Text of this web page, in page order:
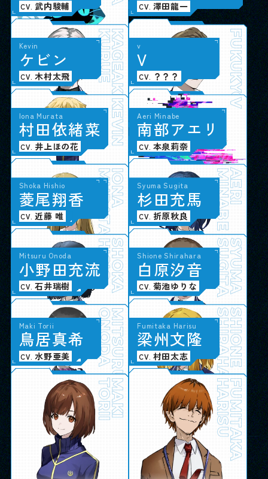
KAGEAKI
KURUE
CV. 武内駿輔
FUKUKYOKUCHO
CV. 澤田龍一
革命組織
KEVIN
Kevin
ケ ビン
CV. 木村太飛
V
v
V
CV. ？？？
メルベイユ
MINAMI
KUWAHARA
Minami Kuwahara
桑原みなみ
CV. 大久保瑠美
AERI
MINABE
Aeri Minabe
南部アエ リ
CV. 本泉莉奈
IONA
MURATA
Iona Murata
村田依緒菜
CV. 井上ほの花
生徒会
EMIRI
NAISA
Emiri Naisa
内佐英美
CV. 稗田寧々
AKIRA
YUKAWA
Akira Yukawa
遊川暁良
CV. 長岡龍歩
SHOKA
HISIO
Shoka Hishio
菱尾翔香
CV. 近藤 唯
SYUMA
SUGITA
Syuma Sugita
杉田充馬
CV. 折原秋良
映画研究部
AKI
IWATANI
Aki Iwatani
岩谷亜季
CV. 陶山恵実里
SHIONE
SHIRAHARA
Shione Shirahara
白 原汐音
CV. 菊池ゆりな
MITSURU
ONODA
Mitsuru Onoda
小野田充流
CV. 石井瑞樹
輝星学園 生徒 / 教師
CHIYO
AIKAWA
Chiyo Aikawa
愛川千代
CV. 朝日奈丸佳
TOMOHISA
HEIDA
Tomohisa Heida
塀田伴久
CV. 中村源太
FUMIYA
SHIMOMURA
Fumiya Shimomura
下村文也
CV. 梅田修一朗
SATSUKI
TAKASHIMA
Satsuki Takashima
高島咲月
CV. 園田れい
SENA
HIROI
Sena Hiroi
広井聖菜
CV. 伊駒ゆりえ
REI
JONO
Rei Jono
城野怜衣
CV. 小針彩希
MAKI
TORII
Maki Torii
鳥居真希
CV. 水野亜美
FUMITAKA
HARISU
Fumitaka Harisu
梁州文隆
CV. 村田太志